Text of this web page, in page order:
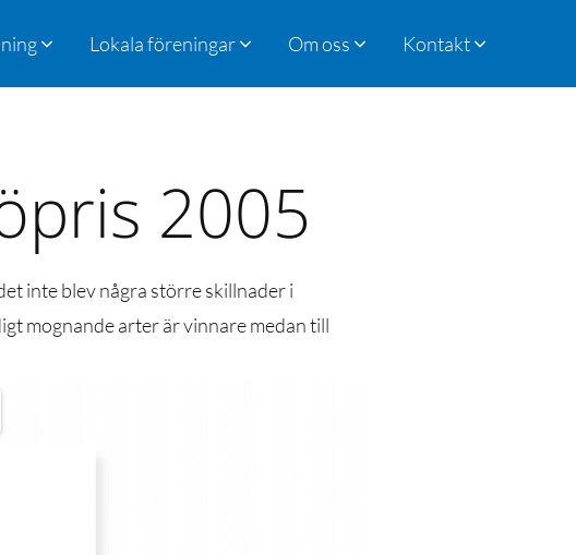
Lokala föreningar Om oss Kontakt
2005
inte blev några större skillnader i
mognande arter är vinnare medan till